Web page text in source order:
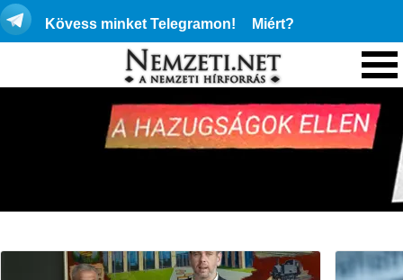
Kövess minket Telegramon! Miért?